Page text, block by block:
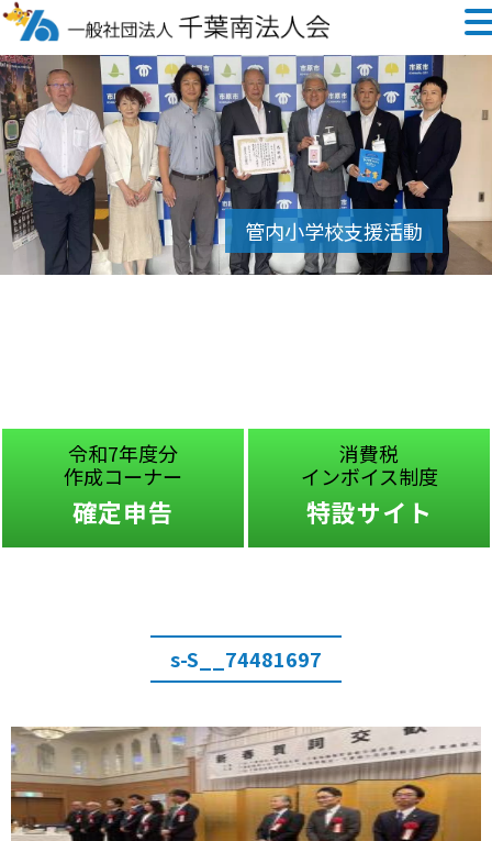
令和7年度分
作成コーナー
確定申告
消費税
インボイス制度
特設サイト
s-S__74481697